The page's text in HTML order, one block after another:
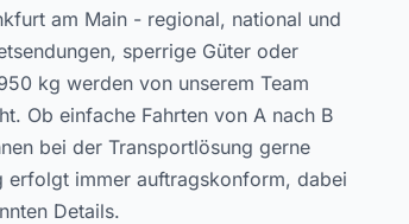
am Main - regional, national und
sperrige Güter oder
kg werden von unserem Team
Ob einfache Fahrten von A nach B
bei der Transportlösung gerne
erfolgt immer auftragskonform, dabei
Details.